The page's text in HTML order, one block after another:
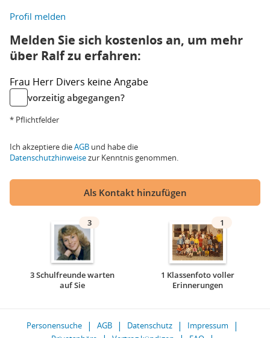
Profil melden
Melden Sie sich kostenlos an, um mehr
über Ralf zu erfahren:
Frau Herr Divers keine Angabe
vorzeitig abgegangen?
* Pflichtfelder
Ich akzeptiere dieAGB und habe die
Datenschutzhinweisezur Kenntnis genommen.
Als Kontakt hinzufügen
3
3 Schulfreunde warten
auf Sie
1
1 Klassenfoto voller
Erinnerungen
Personensuche AGB Datenschutz
Impressum